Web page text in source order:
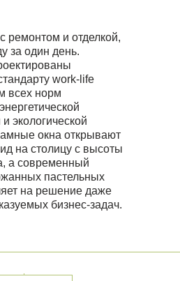
ремонтом и отделкой,
за один день.
work-life
всех норм
экологической
окна открывают
на столицу с высоты
а современный
пастельных
на решение даже
бизнес-задач.